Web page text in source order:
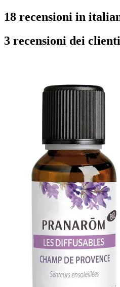
18 recensioni in
3 recensioni dei